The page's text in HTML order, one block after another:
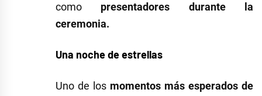
como presentadores durante la
ceremonia.
Una noche de estrellas
Uno de los momentos más esperados de